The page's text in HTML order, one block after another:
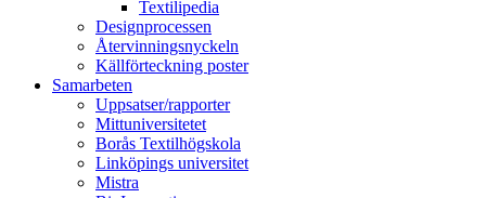
Textilipedia
Designprocessen
Återvinningsnyckeln
Källförteckning poster
Samarbeten
Uppsatser/rapporter
Mittuniversitetet
Borås Textilhögskola
Linköpings universitet
Mistra